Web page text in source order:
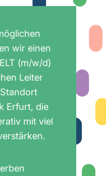
wir einen
(m/w/d)
Leiter
Erfurt, die
mit viel